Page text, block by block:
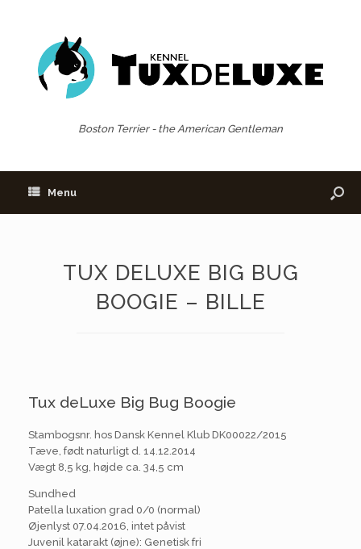
Boston Terrier - the American Gentleman
Menu
TUX DELUXE BIG BUG
BOOGIE – BILLE
Tux deLuxe Big Bug Boogie
Stambogsnr. hos Dansk Kennel Klub DK00022/2015
Tæve, født naturligt d. 14.12.2014
Vægt 8,5 kg, højde ca. 34,5 cm
Sundhed
Patella luxation grad 0/0 (normal)
Øjenlyst 07.04.2016, intet påvist
Juvenil katarakt (øjne): Genetisk fri